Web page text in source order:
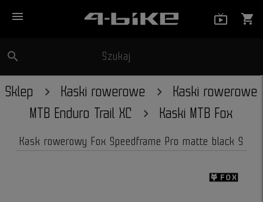
menu shopping_cart
search Szukaj
Sklep Kaski rowerowe
Kaski rowerowe
MTB Enduro Trail XC
Kaski MTB Fox
Kask rowerowy Fox Speedframe Pro matte black S